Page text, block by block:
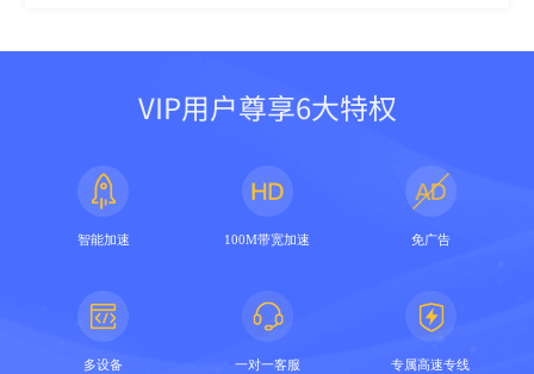
VIP用户尊享6大特权
智能加速 100M带宽加速 免广告
多设备 一对一客服 专属高速专线